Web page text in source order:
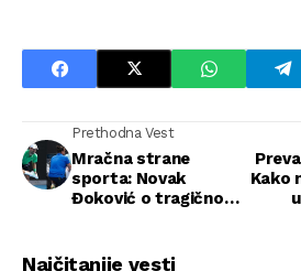
Prethodna Vest
Mračna strane
sporta: Novak
Đoković o tragičnom
Kako
Najčitanije vesti